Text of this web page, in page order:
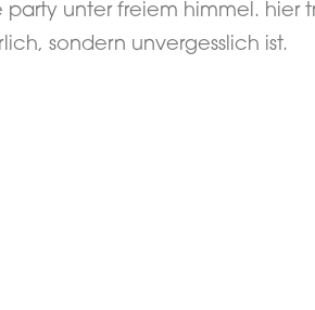
party unter freiem himmel. hier
sondern unvergesslich ist.